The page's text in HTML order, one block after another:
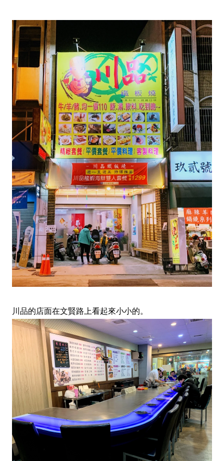
川品的店面在文賢路上看起來小小的。